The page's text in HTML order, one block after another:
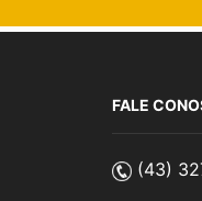
FALE
(43)